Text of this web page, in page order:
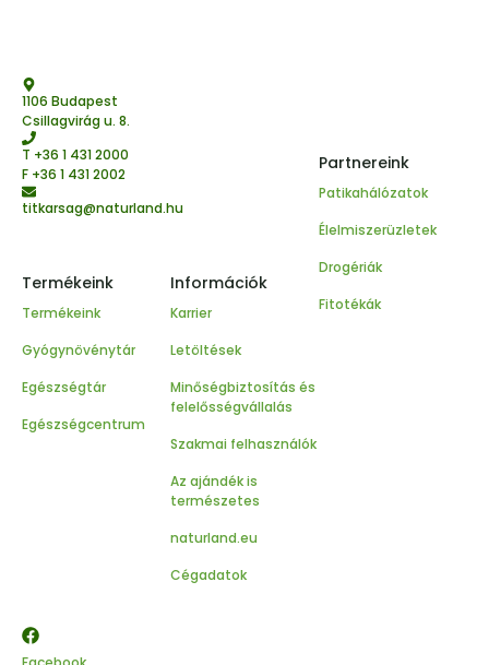
1106 Budapest
Csillagvirág u. 8.
T +36 1 431 2000
F +36 1 431 2002
titkarsag@naturland.hu
Termékeink
Termékeink
Gyógynövénytár
Egészségtár
Egészségcentrum
Információk
Karrier
Letöltések
Minőségbiztosítás és
felelősségvállalás
Szakmai felhasználók
Az ajándék is
természetes
naturland.eu
Cégadatok
Partnereink
Patikahálózatok
Élelmiszerüzletek
Drogériák
Fitotékák